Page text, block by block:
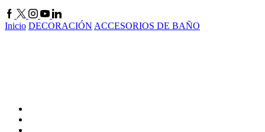
Facebook
Twitter
Instagram
YoutubeLinkedin
Inicio DECORACIÓN ACCESORIOS DE BAÑO